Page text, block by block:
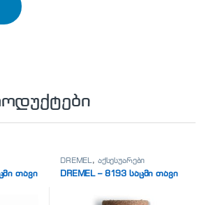
თავი
DREMEL, აქსესუარები
DREMEL – 8193 საცმი თავი